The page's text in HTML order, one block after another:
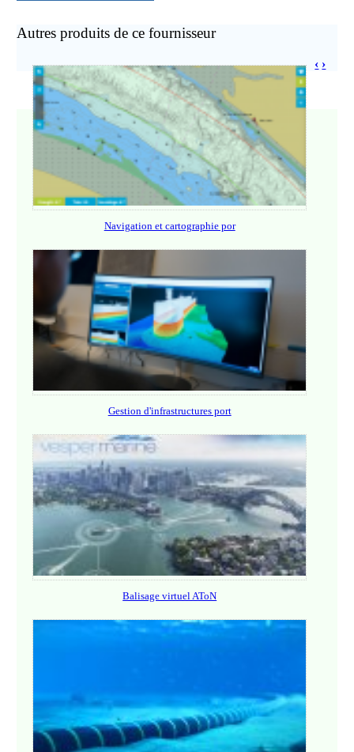
Autres produits de ce fournisseur
Navigation et cartographie por
Gestion d'infrastructures port
Balisage virtuel AToN
‹ ›